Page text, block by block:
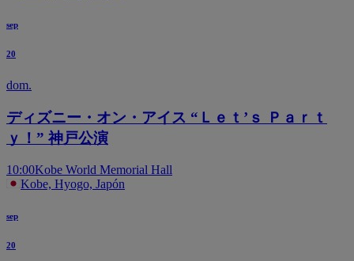
sep
20
dom.
ディズニー・オン・アイス “Ｌｅｔ’ｓ Ｐａｒｔ
ｙ！” 神戸公演
10:00Kobe World Memorial Hall
Kobe, Hyogo, Japón
sep
20